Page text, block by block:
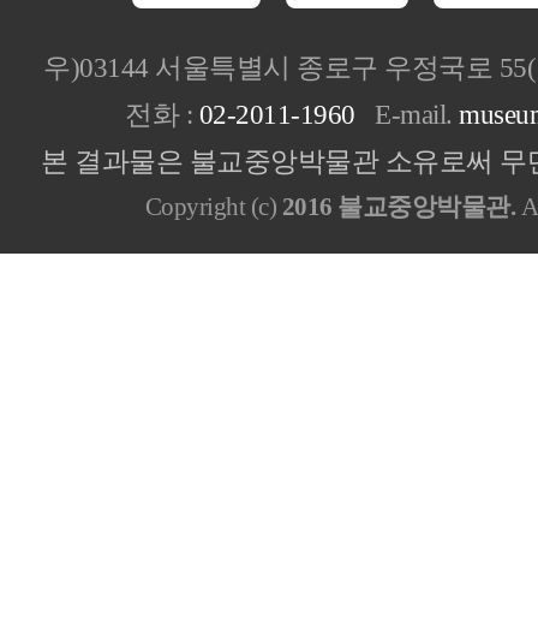
우)03144 서울특별시 종로구 우정국로
전화 : 02-2011-1960 E-mail.
본 결과물은 불교중앙박물관 소유로써
Copyright (c) 2016 불교중앙박물관.